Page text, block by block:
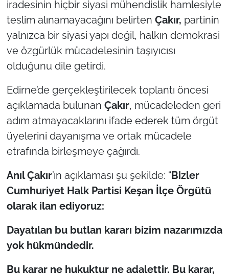
iradesinin hiçbir siyasi mühendislik hamlesiyle
teslim alınamayacağını belirten Çakır, partinin
yalnızca bir siyasi yapı değil, halkın demokrasi
ve özgürlük mücadelesinin taşıyıcısı
olduğunu dile getirdi.
Edirne’de gerçekleştirilecek toplantı öncesi
açıklamada bulunan Çakır, mücadeleden geri
adım atmayacaklarını ifade ederek tüm örgüt
üyelerini dayanışma ve ortak mücadele
etrafında birleşmeye çağırdı.
Anıl Çakır’ın açıklaması şu şekilde: “ Bizler
Cumhuriyet Halk Partisi Keşan İlçe Örgütü
olarak ilan ediyoruz:
Dayatılan bu butlan kararı bizim nazarımızda
yok hükmündedir.
Bu karar ne hukuktur ne adalettir. Bu karar,
Magazin
İş Dünyası
Bilim Teknoloji
Canlı Maç
Finans
Gündem-Eğitim